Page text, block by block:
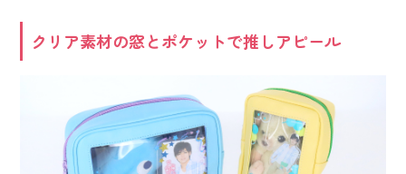
クリア素材の窓とポケットで推しアピール